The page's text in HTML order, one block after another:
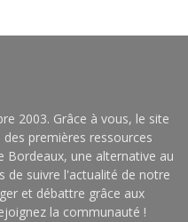
2003. Grâce à vous, le site
premières ressources
Bordeaux, une alternative au
de suivre l'actualité de notre
et débattre grâce aux
la communauté !